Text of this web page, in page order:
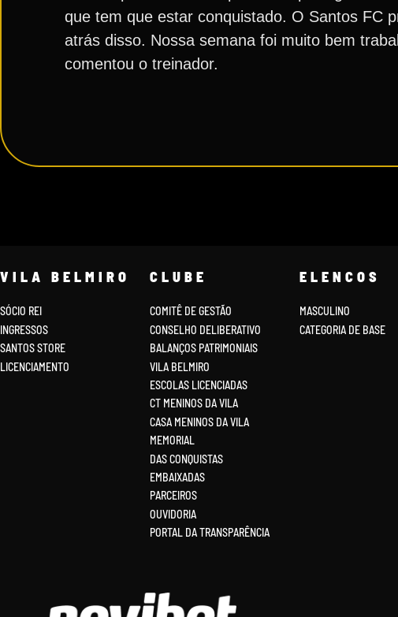
que tem que estar conquistado. O Santos FC
atrás disso. Nossa semana foi muito bem
comentou o treinador.
VILA BELMIRO
SÓCIO REI
INGRESSOS
SANTOS STORE
LICENCIAMENTO
CLUBE
COMITÊ DE GESTÃO
CONSELHO DELIBERATIVO
BALANÇOS PATRIMONIAIS
VILA BELMIRO
ESCOLAS LICENCIADAS
CT MENINOS DA VILA
CASA MENINOS DA VILA
MEMORIAL
DAS CONQUISTAS
EMBAIXADAS
PARCEIROS
OUVIDORIA
PORTAL DA TRANSPARÊNCIA
ELENCOS
MASCULINO
CATEGORIA DE BASE